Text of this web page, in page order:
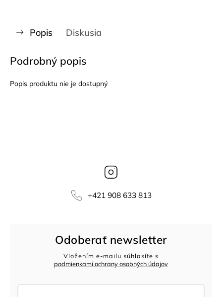
Popis Diskusia
Podrobný popis
Popis produktu nie je dostupný
‭+421 908 633 813‬
Odoberať newsletter
Vložením e-mailu súhlasíte s
podmienkami ochrany osobných údajov